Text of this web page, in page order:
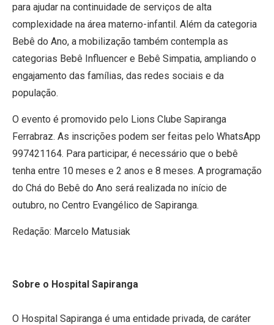
para ajudar na continuidade de serviços de alta
complexidade na área materno-infantil. Além da categoria
Bebê do Ano, a mobilização também contempla as
categorias Bebê Influencer e Bebê Simpatia, ampliando o
engajamento das famílias, das redes sociais e da
população.
O evento é promovido pelo Lions Clube Sapiranga
Ferrabraz. As inscrições podem ser feitas pelo WhatsApp
997421164. Para participar, é necessário que o bebê
tenha entre 10 meses e 2 anos e 8 meses. A programação
do Chá do Bebê do Ano será realizada no início de
outubro, no Centro Evangélico de Sapiranga.
Redação: Marcelo Matusiak
Sobre o Hospital Sapiranga
O Hospital Sapiranga é uma entidade privada, de caráter